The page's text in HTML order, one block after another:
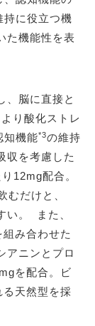
持に役立つ機
た機能性を表
、脳に直接と
り酸化ストレ
知機能*3の維持
収を考慮した
12mg配合。
むだけと、
い。 また、
み合わせた
アニンとプロ
を配合。ビ
天然型を採